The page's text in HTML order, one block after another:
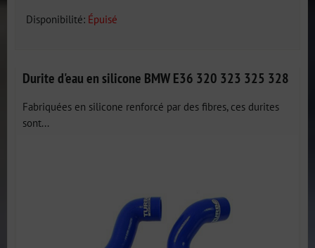
Disponibilité: Épuisé
Durite d'eau en silicone BMW E36 320 323 325 328
Fabriquées en silicone renforcé par des fibres, ces durites
sont...